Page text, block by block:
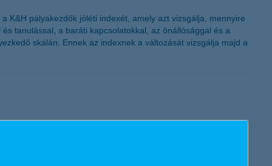
K&H pályakezdők jóléti indexét, amely azt vizsgálja, mennyire
tanulással, a baráti kapcsolatokkal, az önállósággal és a
skálán. Ennek az indexnek a változását vizsgálja majd a